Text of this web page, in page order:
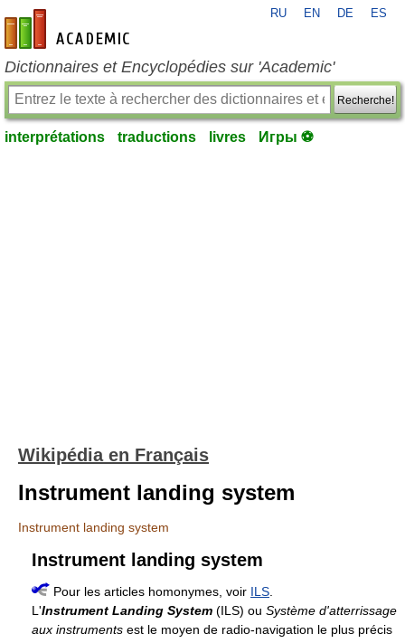
fr-academic.com
RU EN DE ES
Dictionnaires et Encyclopédies sur 'Academic'
Recherche!
interprétations traductions livres Игры ⚽
Wikipédia en Français
Instrument landing system
Instrument landing system
Instrument landing system
Pour les articles homonymes, voir ILS
L'Instrument Landing System (ILS) ou Système d'atterrissage
aux instruments est le moyen de radio-navigation le plus précis